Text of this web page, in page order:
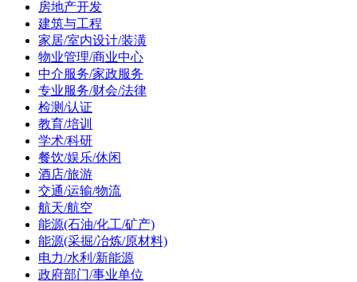
房地产开发
建筑与工程
家居/室内设计/装潢
物业管理/商业中心
中介服务/家政服务
专业服务/财会/法律
检测/认证
教育/培训
学术/科研
餐饮/娱乐/休闲
酒店/旅游
交通/运输/物流
航天/航空
能源(石油/化工/矿产)
能源(采掘/冶炼/原材料)
电力/水利/新能源
政府部门/事业单位